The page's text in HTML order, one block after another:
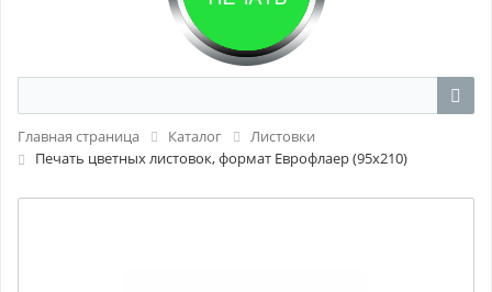
Главная страница Каталог
Листовки
Печать цветных листовок, формат Еврофлаер (95х210)